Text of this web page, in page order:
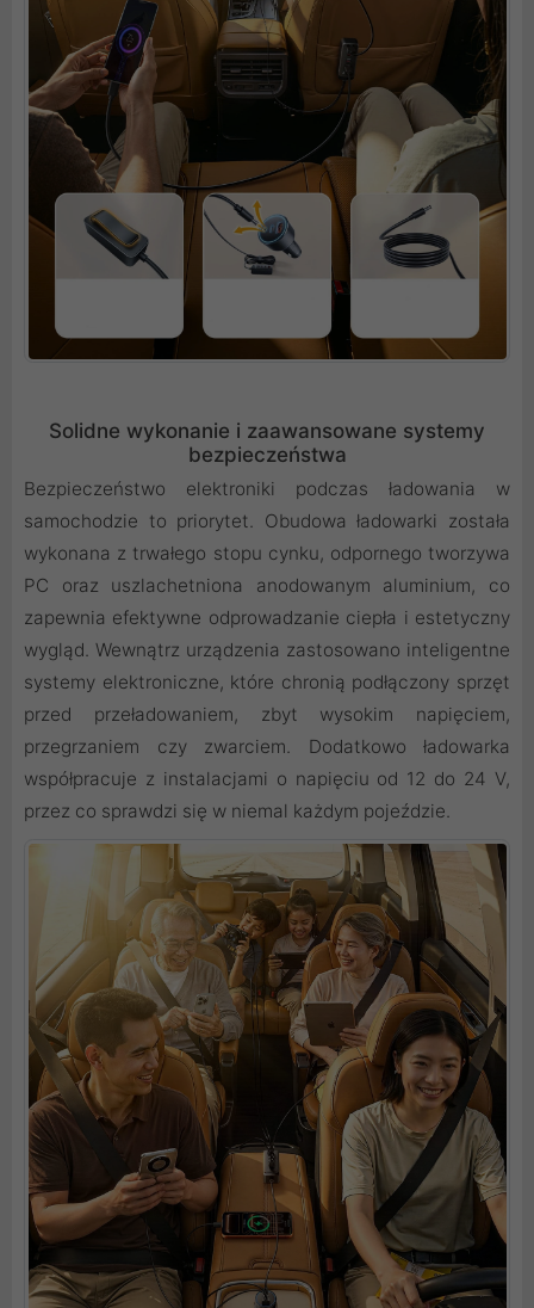
Solidne wykonanie i zaawansowane systemy
bezpieczeństwa
Bezpieczeństwo elektroniki podczas ładowania w
samochodzie to priorytet. Obudowa ładowarki została
wykonana z trwałego stopu cynku, odpornego tworzywa
PC oraz uszlachetniona anodowanym aluminium, co
zapewnia efektywne odprowadzanie ciepła i estetyczny
wygląd. Wewnątrz urządzenia zastosowano inteligentne
systemy elektroniczne, które chronią podłączony sprzęt
przed przeładowaniem, zbyt wysokim napięciem,
przegrzaniem czy zwarciem. Dodatkowo ładowarka
współpracuje z instalacjami o napięciu od 12 do 24 V,
przez co sprawdzi się w niemal każdym pojeździe.